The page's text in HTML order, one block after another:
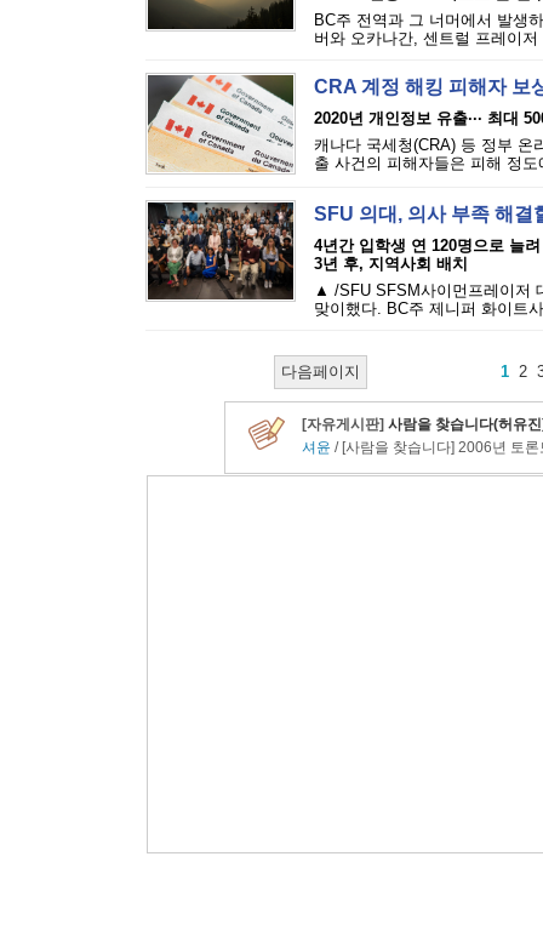
BC주 전역과 그 너머에서 발생
버와 오카나간, 센트럴 프레이
CRA 계정 해킹 피해자 보
2020년 개인정보 유출··· 최대
캐나다 국세청(CRA) 등 정부 온
출 사건의 피해자들은 피해 정
SFU 의대, 의사 부족 해
4년간 입학생 연 120명으로 늘려
3년 후, 지역사회 배치
▲ /SFU SFSM사이먼프레이저
맞이했다. BC주 제니퍼 화이트
다음페이지 1 2